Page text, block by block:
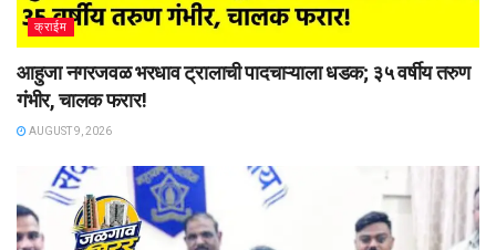
क्राईम
आहुजा नगरजवळ भरधाव ट्रालाची पादचाऱ्याला धडक; ३५ वर्षीय तरुण
गंभीर, चालक फरार!
AUGUST 9, 2026